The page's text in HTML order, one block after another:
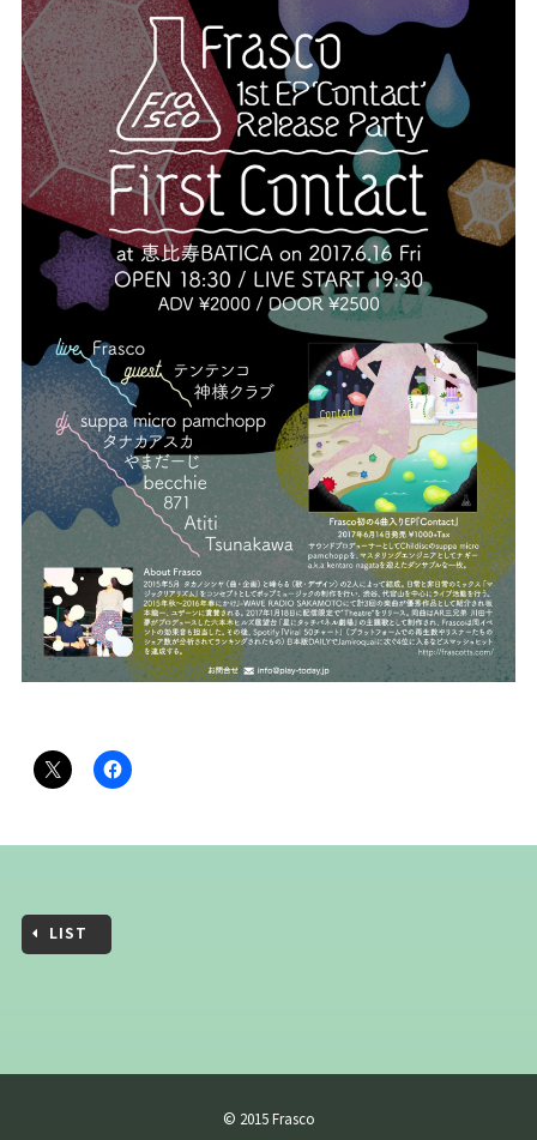
LIST
© 2015 Frasco